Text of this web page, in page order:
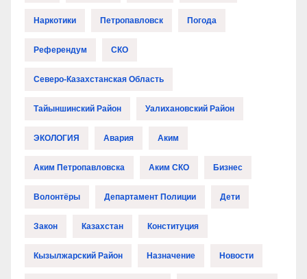
Наркотики Петропавловск Погода
Референдум СКО
Северо-Казахстанская Область
Тайыншинский Район Уалихановский Район
ЭКОЛОГИЯ Авария Аким
Аким Петропавловска Аким СКО Бизнес
Волонтёры Департамент Полиции Дети
Закон Казахстан Конституция
Кызылжарский Район Назначение Новости